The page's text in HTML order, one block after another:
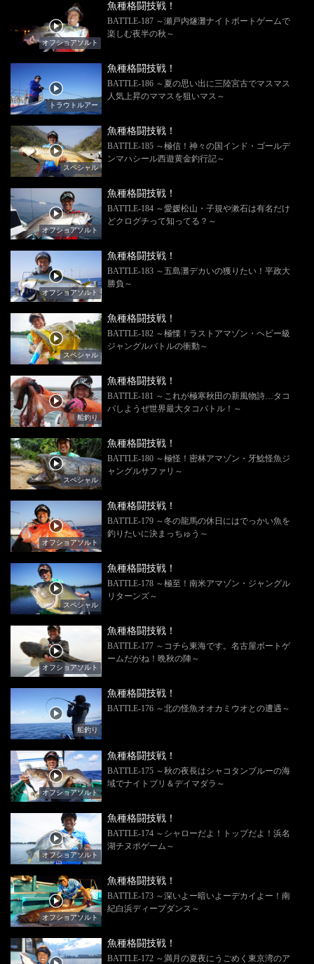
オフショアソルト
魚種格闘技戦！
BATTLE-187 ～瀬戸内燧灘ナイトボートゲームで
楽しむ夜半の秋～
トラウトルアー
魚種格闘技戦！
BATTLE-186 ～夏の思い出に三陸宮古でマスマス
人気上昇のママスを狙いマス～
スペシャル
魚種格闘技戦！
BATTLE-185 ～極信！神々の国インド・ゴールデ
ンマハシール西遊黄金釣行記～
オフショアソルト
魚種格闘技戦！
BATTLE-184 ～愛媛松山・子規や漱石は有名だけ
どクログチって知ってる？～
オフショアソルト
魚種格闘技戦！
BATTLE-183 ～五島灘デカいの獲りたい！平政大
勝負～
スペシャル
魚種格闘技戦！
BATTLE-182 ～極慄！ラストアマゾン・ヘビー級
ジャングルバトルの衝動～
船釣り
魚種格闘技戦！
BATTLE-181 ～これが極寒秋田の新風物詩…タコ
パしようぜ世界最大タコバトル！～
スペシャル
魚種格闘技戦！
BATTLE-180 ～極怪！密林アマゾン・牙鯰怪魚ジ
ャングルサファリ～
オフショアソルト
魚種格闘技戦！
BATTLE-179 ～冬の龍馬の休日にはでっかい魚を
釣りたいに決まっちゅう～
スペシャル
魚種格闘技戦！
BATTLE-178 ～極至！南米アマゾン・ジャングル
リターンズ～
オフショアソルト
魚種格闘技戦！
BATTLE-177 ～コチら東海です。名古屋ボートゲ
ームだがね！晩秋の陣～
船釣り
魚種格闘技戦！
BATTLE-176 ～北の怪魚オオカミウオとの遭遇～
オフショアソルト
魚種格闘技戦！
BATTLE-175 ～秋の夜長はシャコタンブルーの海
域でナイトブリ＆デイマダラ～
オフショアソルト
魚種格闘技戦！
BATTLE-174 ～シャローだよ！トップだよ！浜名
湖チヌポゲーム～
オフショアソルト
魚種格闘技戦！
BATTLE-173 ～深いよー暗いよーデカイよー！南
紀白浜ディープダンス～
魚種格闘技戦！
BATTLE-172 ～満月の夏夜にうごめく東京湾のア